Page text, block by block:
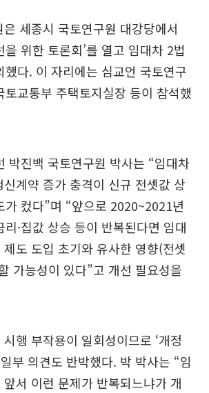
세종시 국토연구원 대강당에서
을 위한 토론회’를 열고 임대차 2법
했다. 이 자리에는 심교언 국토연구
교통부 주택토지실장 등이 참석했
박진백 국토연구원 박사는 “임대차
계약 증가 충격이 신규 전셋값 상
가 컸다”며 “앞으로 2020~2021년
·집값 상승 등이 반복된다면 임대
도 도입 초기와 유사한 영향(전셋
가능성이 있다”고 개선 필요성을
행 부작용이 일회성이므로 ‘개정
부 의견도 반박했다. 박 박사는 “임
서 이런 문제가 반복되느냐가 개